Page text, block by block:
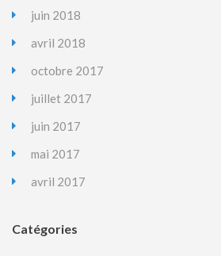
juin 2018
avril 2018
octobre 2017
juillet 2017
juin 2017
mai 2017
avril 2017
Catégories